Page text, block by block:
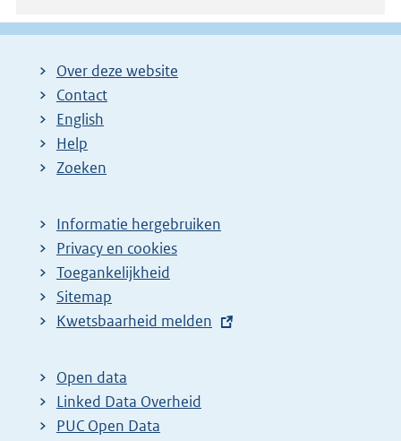
Over deze website
Contact
English
Help
Zoeken
Informatie hergebruiken
Privacy en cookies
Toegankelijkheid
Sitemap
E
t
e
r
Kwetsbaarheid melden
Open data
Linked Data Overheid
PUC Open Data